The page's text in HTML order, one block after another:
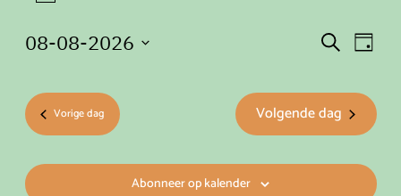
8
augustus
2026 en
Zoeken
Dag
08-08-2026
datum.Vorige dag Volgende dag
Abonneer op kalender